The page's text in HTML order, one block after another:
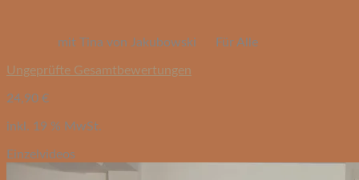
mit Tina von Jakubowski Für Alle
Ungeprüfte Gesamtbewertungen
24,90 €
inkl. 19 % MwSt.
Einzelvideos